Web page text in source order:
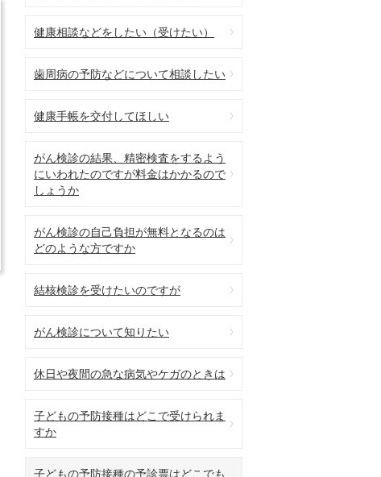
健康相談などをしたい（受けたい）
歯周病の予防などについて相談したい
健康手帳を交付してほしい
がん検診の結果、精密検査をするよう
にいわれたのですが料金はかかるので
しょうか
がん検診の自己負担が無料となるのは
どのような方ですか
結核検診を受けたいのですが
がん検診について知りたい
休日や夜間の急な病気やケガのときは
子どもの予防接種はどこで受けられま
すか
子どもの予防接種の予診票はどこでも